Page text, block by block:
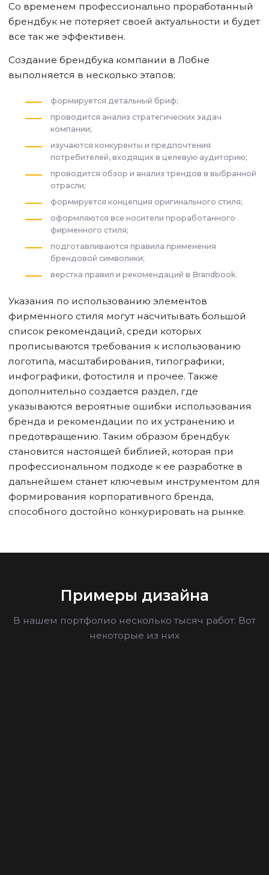
Со временем профессионально проработанный
брендбук не потеряет своей актуальности и будет
все так же эффективен.
Создание брендбука компании в Лобне
выполняется в несколько этапов:
формируется детальный бриф;
проводится анализ стратегических задач
компании;
изучаются конкуренты и предпочтения
потребителей, входящих в целевую аудиторию;
проводится обзор и анализ трендов в выбранной
отрасли;
формируется концепция оригинального стиля;
оформляются все носители проработанного
фирменного стиля;
подготавливаются правила применения
брендовой символики;
верстка правил и рекомендаций в Brandbook.
Указания по использованию элементов
фирменного стиля могут насчитывать большой
список рекомендаций, среди которых
прописываются требования к использованию
логотипа, масштабирования, типографики,
инфографики, фотостиля и прочее. Также
дополнительно создается раздел, где
указываются вероятные ошибки использования
бренда и рекомендации по их устранению и
предотвращению. Таким образом брендбук
становится настоящей библией, которая при
профессиональном подходе к ее разработке в
дальнейшем станет ключевым инструментом для
формирования корпоративного бренда,
способного достойно конкурировать на рынке.
Примеры дизайна
В нашем портфолио несколько тысяч работ. Вот
некоторые из них